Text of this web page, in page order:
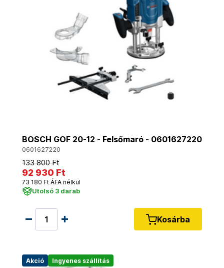
BOSCH GOF 20-12 - Felsőmaró - 0601627220
0601627220
133 800 Ft
92 930 Ft
73 180 Ft ÁFA nélkül
Utolsó 3 darab
Kosárba
Akció Ingyenes szállítás